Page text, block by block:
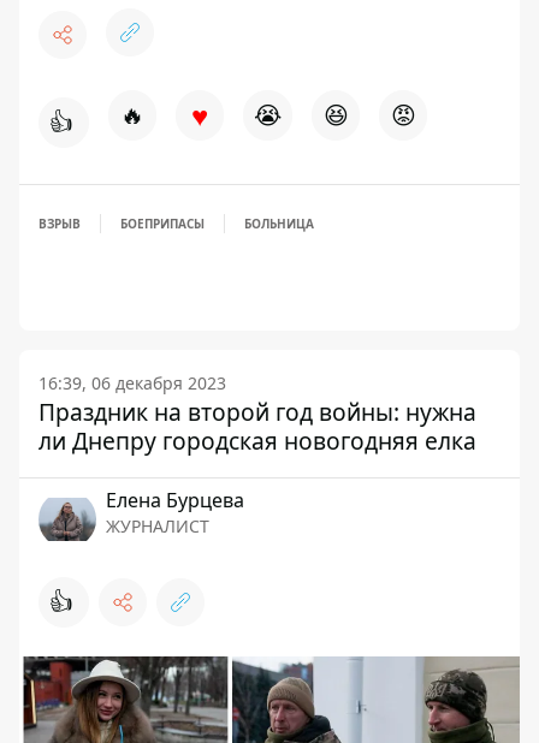
👍 🔥 ♥ 😭 😆 😡
ВЗРЫВ БОЕПРИПАСЫ БОЛЬНИЦА
16:39, 06 декабря 2023
Праздник на второй год войны: нужна
ли Днепру городская новогодняя елка
Елена Бурцева
ЖУРНАЛИСТ
👍